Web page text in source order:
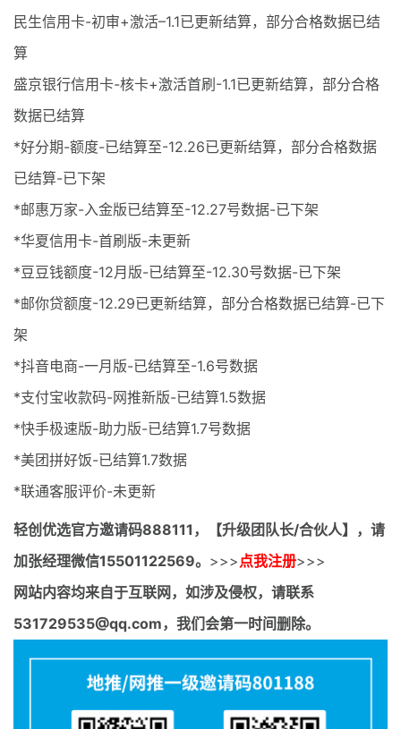
民生信用卡-初审+激活–1.1已更新结算，部分合格数据已结
算
盛京银行信用卡-核卡+激活首刷-1.1已更新结算，部分合格
数据已结算
*好分期-额度-已结算至-12.26已更新结算，部分合格数据
已结算-已下架
*邮惠万家-入金版已结算至-12.27号数据-已下架
*华夏信用卡-首刷版-未更新
*豆豆钱额度-12月版-已结算至-12.30号数据-已下架
*邮你贷额度-12.29已更新结算，部分合格数据已结算-已下
架
*抖音电商-一月版-已结算至-1.6号数据
*支付宝收款码-网推新版-已结算1.5数据
*快手极速版-助力版-已结算1.7号数据
*美团拼好饭-已结算1.7数据
*联通客服评价-未更新
轻创优选官方邀请码888111，【升级团队长/合伙人】，请
加张经理微信15501122569。 >>> 点我注册>>>
网站内容均来自于互联网，如涉及侵权，请联系
531729535@qq.com，我们会第一时间删除。